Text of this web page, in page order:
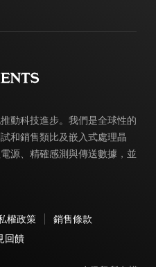
動科技進步。我們是全球性的
和銷售類比及嵌入式處理晶
源、精確感測與傳送數據，並
權政策
銷售條款
回饋